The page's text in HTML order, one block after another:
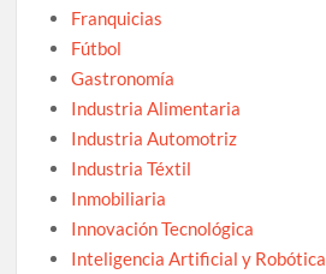
Franquicias
Fútbol
Gastronomía
Industria Alimentaria
Industria Automotriz
Industria Téxtil
Inmobiliaria
Innovación Tecnológica
Inteligencia Artificial y Robótica